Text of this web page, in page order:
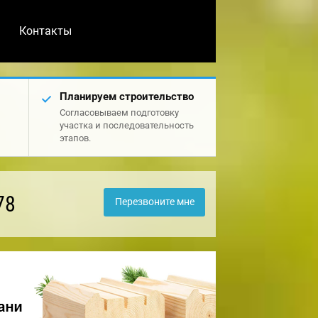
Контакты
Планируем строительство
Согласовываем подготовку
участка и последовательность
этапов.
Перезвоните мне